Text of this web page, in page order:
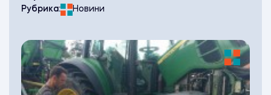
Рубрика:
Новини